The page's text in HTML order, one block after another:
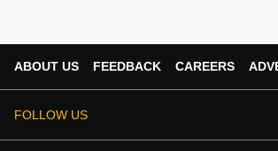
ABOUT US FEEDBACK CAREERS
FOLLOW US